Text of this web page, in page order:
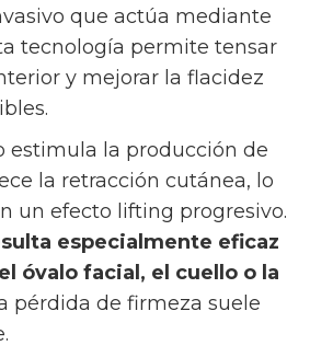
que actúa mediante
tecnología permite tensar
y mejorar la flacidez
estimula la producción de
la retracción cutánea, lo
un efecto lifting progresivo.
especialmente eficaz
óvalo facial, el cuello o la
pérdida de firmeza suele